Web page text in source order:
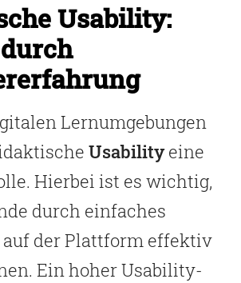
Usability:
Lernumgebungen
Usabilityeine
Hierbei ist es wichtig,
durch einfaches
der Plattform effektiv
Ein hoher Usability-